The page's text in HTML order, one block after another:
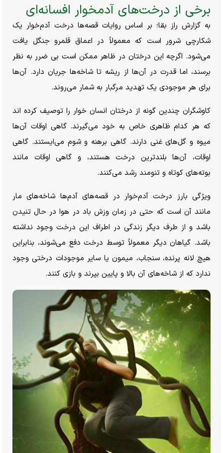
برخی از درخت‌های آدمخوار افسانه‌ای
به گزارش راز بقا؛ بر اساس روایات قصه‌ها درخت آدم‌خوار یک
شکارچی شرور است که معمولاً در اعماق قلمرو جنگل یافت
می‌شود. اگرچه این درختان در ظاهر ممکن است بی ضرر به نظر
برسند، اما قدرت در آن‌ها از ریشه تا شاخه‌ها جریان دارد. آن‌ها
برای هر موجودی یک تهدید مرگبار به شمار می‌روند.
کاوشگران چندین گونه از درختان انسان خوار را توصیف کرده اند
که هر کدام ظاهری خاص به خود می‌گیرند. گاهی اوقات آن‌ها
میوه و گل‌های غنی دارند. گاهی برهنه و شوم می‌ایستند. گاهی
اوقات، آن‌ها بلندترین درخت هستند، و گاهی اوقات مانند
بوته‌های کوتاه و تنومند رشد می‌کنند.
ویژگی بارز درخت آدم‌خوار در قصه‌های آدم‌ها شاخه‌های مار
مانند آن است که حتی در زمان وزش باد در هوا در حال تنیدن
باشد و از طرف دیگر زندگی در اطراف این درخت وجود نداشته
باشد. گیاهان دیگر معمولاً توسط درخت دفع می‌شوند، بنابراین
هیچ لانه پرنده، سنجاب، میمون یا سایر موجودات درختی وجود
ندارد که از شاخه‌های آن بالا و پایین بپرند و بازی کنند.